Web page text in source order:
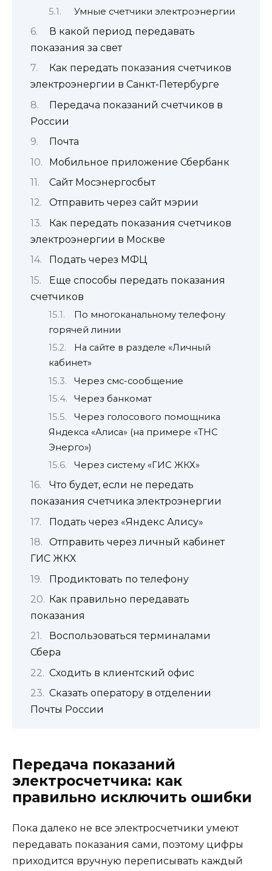
Умные счетчики электроэнергии
В какой период передавать
показания за свет
Как передать показания счетчиков
электроэнергии в Санкт-Петербурге
Передача показаний счетчиков в
России
Почта
Мобильное приложение Сбербанк
Сайт Мосэнергосбыт
Отправить через сайт мэрии
Как передать показания счетчиков
электроэнергии в Москве
Подать через МФЦ
Еще способы передать показания
счетчиков
По многоканальному телефону
горячей линии
На сайте в разделе «Личный
кабинет»
Через смс-сообщение
Через банкомат
Через голосового помощника
Яндекса «Алиса» (на примере «ТНС
Энерго»)
Через систему «ГИС ЖКХ»
Что будет, если не передать
показания счетчика электроэнергии
Подать через «Яндекс Алису»
Отправить через личный кабинет
ГИС ЖКХ
Продиктовать по телефону
Как правильно передавать
показания
Воспользоваться терминалами
Сбера
Сходить в клиентский офис
Сказать оператору в отделении
Почты России
Передача показаний
электросчетчика: как
правильно исключить ошибки
Пока далеко не все электросчетчики умеют
передавать показания сами, поэтому цифры
приходится вручную переписывать каждый